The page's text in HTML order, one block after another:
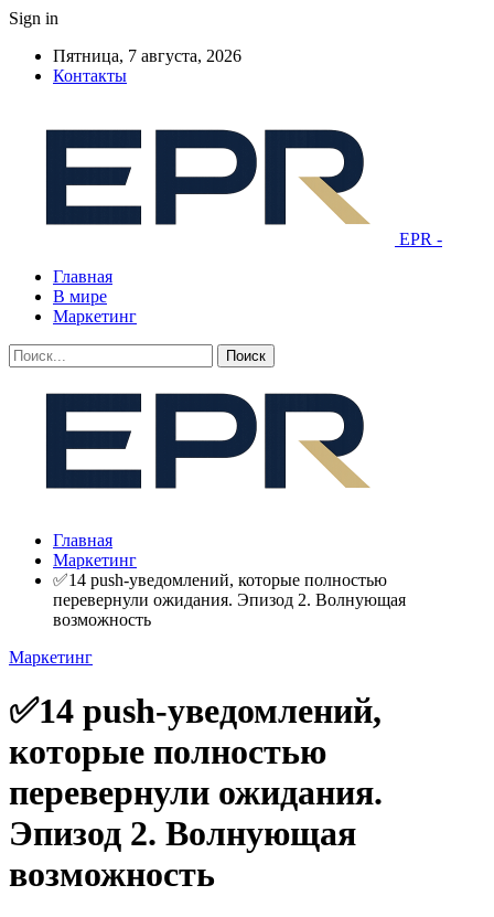
Sign in
Пятница, 7 августа, 2026
Контакты
EPR -
Главная
В мире
Маркетинг
Главная
Маркетинг
✅14 push-уведомлений, которые полностью
перевернули ожидания. Эпизод 2. Волнующая
возможность
Маркетинг
✅14 push-уведомлений,
которые полностью
перевернули ожидания.
Эпизод 2. Волнующая
возможность